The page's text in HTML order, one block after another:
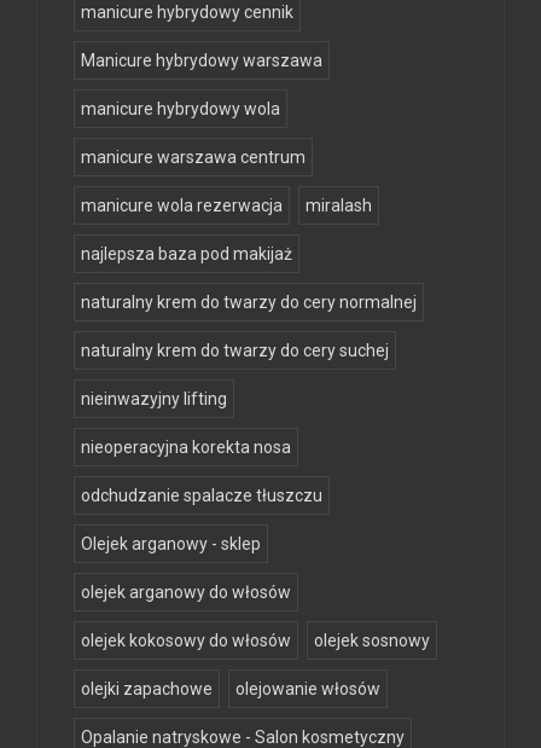
manicure hybrydowy cennik
Manicure hybrydowy warszawa
manicure hybrydowy wola
manicure warszawa centrum
manicure wola rezerwacja miralash
najlepsza baza pod makijaż
naturalny krem do twarzy do cery normalnej
naturalny krem do twarzy do cery suchej
nieinwazyjny lifting
nieoperacyjna korekta nosa
odchudzanie spalacze tłuszczu
Olejek arganowy - sklep
olejek arganowy do włosów
olejek kokosowy do włosów olejek sosnowy
olejki zapachowe olejowanie włosów
Opalanie natryskowe - Salon kosmetyczny